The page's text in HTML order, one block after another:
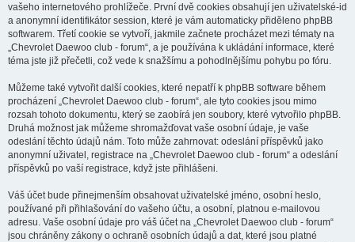
vašeho internetového prohlížeče. První dvě cookies obsahují jen uživatelské-id
a anonymní identifikátor session, které je vám automaticky přiděleno phpBB
softwarem. Třetí cookie se vytvoří, jakmile začnete procházet mezi tématy na
„Chevrolet Daewoo club - forum“, a je používána k ukládání informace, které
téma jste již přečetli, což vede k snažšímu a pohodlnějšímu pohybu po fóru.
Můžeme také vytvořit další cookies, které nepatří k phpBB software během
procházení „Chevrolet Daewoo club - forum“, ale tyto cookies jsou mimo
rozsah tohoto dokumentu, který se zaobírá jen soubory, které vytvořilo phpBB.
Druhá možnost jak můžeme shromažďovat vaše osobní údaje, je vaše
odeslání těchto údajů nám. Toto může zahrnovat: odeslání příspěvků jako
anonymní uživatel, registrace na „Chevrolet Daewoo club - forum“ a odeslání
příspěvků po vaší registrace, když jste přihlášeni.
Váš účet bude přinejmenším obsahovat uživatelské jméno, osobní heslo,
používané při přihlašování do vašeho účtu, a osobní, platnou e-mailovou
adresu. Vaše osobní údaje pro váš účet na „Chevrolet Daewoo club - forum“
jsou chráněny zákony o ochraně osobních údajů a dat, které jsou platné